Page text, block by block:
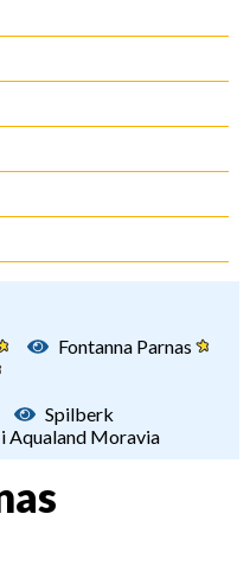
Fontanna Parnas
Spilberk
Aqualand Moravia